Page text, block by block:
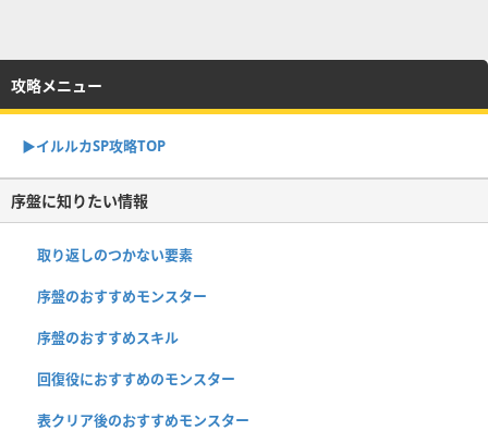
攻略メニュー
▶︎イルルカSP攻略TOP
序盤に知りたい情報
取り返しのつかない要素
序盤のおすすめモンスター
序盤のおすすめスキル
回復役におすすめのモンスター
表クリア後のおすすめモンスター